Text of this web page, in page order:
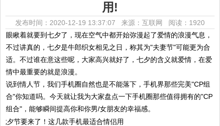
用!
发布时间：2020-12-19 13:37:07 来源：互联网 阅读：1920
眼瞅着就要到七夕了，现在空气中都开始弥漫起了爱情的浪漫气息，
不过讲真的，七夕是牛郎织女相见之日，称其为"夫妻节"可能更为合
适。不过谁在意这些呢，大家高兴就好了，七夕的含义就爱情，在爱
情中最重要的就是浪漫。
说到情人节，我们手机圈自然也是不能落下，手机界那些完美"CP组
合"你知道吗。今天就让我为大家盘点一下手机圈那些值得拥有的"CP
组合"，能够瞬间提高你和你男/女朋友的幸福感。